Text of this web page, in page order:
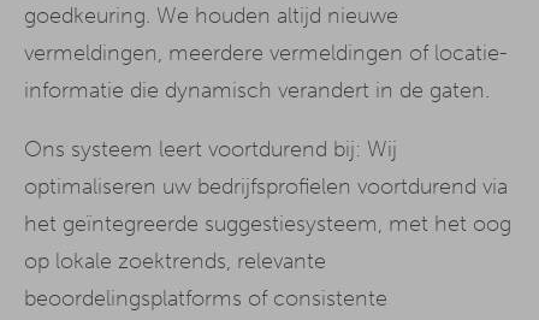
goedkeuring. We houden altijd nieuwe
vermeldingen, meerdere vermeldingen of locatie-
informatie die dynamisch verandert in de gaten.
Ons systeem leert voortdurend bij: Wij
optimaliseren uw bedrijfsprofielen voortdurend via
het geïntegreerde suggestiesysteem, met het oog
op lokale zoektrends, relevante
beoordelingsplatforms of consistente